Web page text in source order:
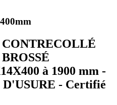
à 1900 mm -
- Certifié